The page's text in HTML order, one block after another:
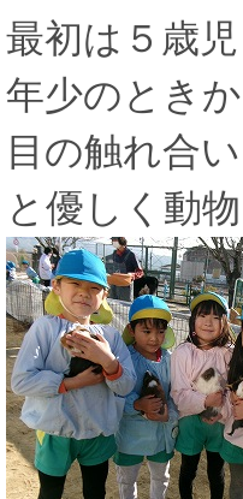
最初は５歳
年少のとき
目の触れ合
と優しく動